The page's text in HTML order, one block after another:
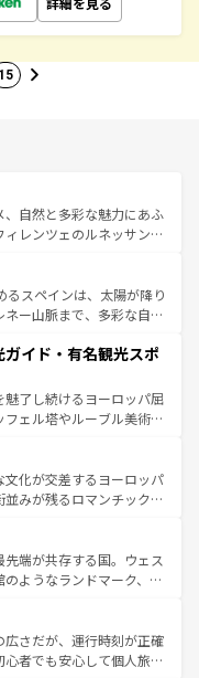
15
自然と多彩な魅力にあふ
ィレンツェのルネッサンス
景やアマルフィ海岸の絶
観光の合間には、本場の
ア料理を堪能することも
れない旅をしてみよう！
るスペインは、太陽が降り
ー山脈まで、多彩な自然
なフラメンコ、熱気あふ
が生活の一部となってい
雰囲気や、バルセロナの
は古代ローマ遺跡や中世
異なるスペインはその個
る人を魅了する。 なお、新着のスペイン情報は コ
。
イド・有名観光スポ
了し続けるヨーロッパ屈
ェル塔やルーブル美術館
華麗な宮殿、歴史的な大
な自然が、訪れる者を心
美食の国としても知ら
ランス、プロヴァンスの
な楽しみ方が可能だ。さ
溢れており、どの街角に
全く異なる文化を体験で
フランス情報はコンテンツ一覧
文化が交差するヨーロッパ
みが残るロマンチック街
も飽きることがない。ベ
州のアルプスの絶景、そ
った風景は必見。ビール
。 なお、新着の
参照してほしい。
端が共存する国。ウェス
ようなランドマーク、歴
た、優雅なアフタヌーン
い英国パブ、サッカー観
験も豊富。イギリスを旅
さだが、運行時刻が正確
者でも安心して個人旅行